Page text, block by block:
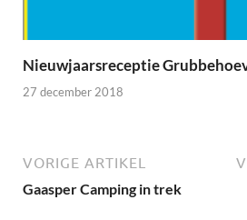
Nieuwjaarsreceptie
27 december 2018
VORIGE ARTIKEL
Gaasper Camping in trek